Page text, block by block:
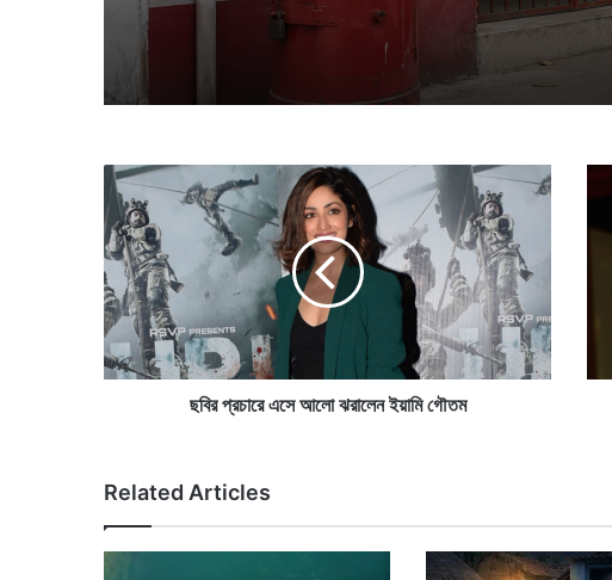
বি
র
প্র
চা
রে
এ
সে
আ
ন
ই
য়া
ছবির প্রচারে এসে আলো ঝরালেন ইয়ামি গৌতম
তি
ই
ন্টি
শ্রী
দে
Related Articles